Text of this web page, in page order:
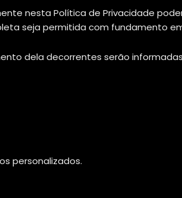
nesta Política de Privacidade
seja permitida com fundamento
dela decorrentes serão
personalizados.